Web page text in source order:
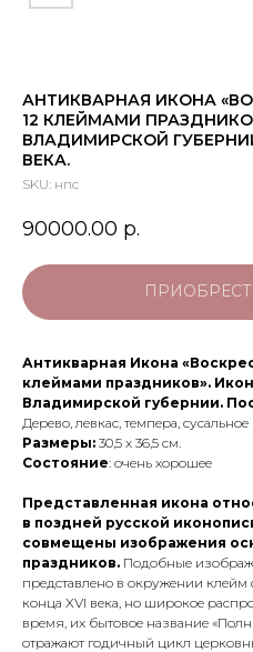
АНТИКВАРНАЯ ИКОНА
12 КЛЕЙМАМИ
ВЛАДИМИРСКОЙ
ВЕКА.
SKU: нпс
90000.00 р.
Антикварная Икона
клеймами праздников».
Владимирской губернии.
Дерево, левкас, темпера,
Размеры: 30,5 х 36,5 см.
Состояние: очень хорошее
Представленная икона
в поздней русской
совмещены изображения
праздников. Подобные
представлено в окружении клейм
конца XVI века, но широкое
время, их бытовое название
отражают годичный цикл